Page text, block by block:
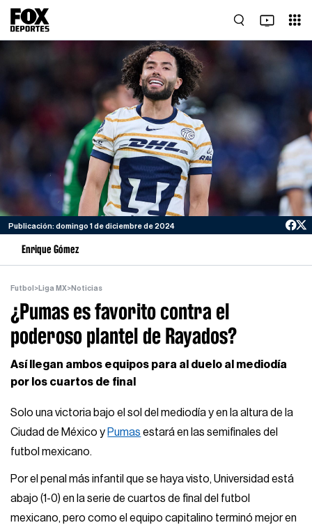
Publicación: domingo 1 de diciembre de 2024
Enrique Gómez
Futbol >Liga MX>Noticias
¿Pumas es favorito contra el
poderoso plantel de Rayados?
Así llegan ambos equipos para al duelo al mediodía
por los cuartos de final
Solo una victoria bajo el sol del mediodía y en la altura de la
Ciudad de México y Pumas estará en las semifinales del
futbol mexicano.
Por el penal más infantil que se haya visto, Universidad está
abajo (1-0) en la serie de cuartos de final del futbol
mexicano, pero como el equipo capitalino terminó mejor en